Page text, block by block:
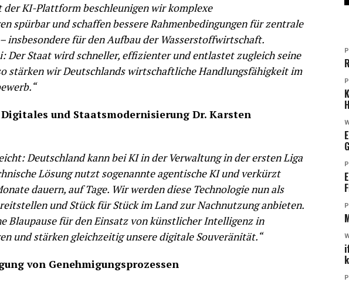
der KI-Plattform beschleunigen wir komplexe
spürbar und schaffen bessere Rahmenbedingungen für zentrale
insbesondere für den Aufbau der Wasserstoffwirtschaft.
Der Staat wird schneller, effizienter und entlastet zugleich seine
stärken wir Deutschlands wirtschaftliche Handlungsfähigkeit im
und Staatsmodernisierung Dr. Karsten
Deutschland kann bei KI in der Verwaltung in der ersten Liga
Lösung nutzt sogenannte agentische KI und verkürzt
dauern, auf Tage. Wir werden diese Technologie nun als
und Stück für Stück im Land zur Nachnutzung anbieten.
Blaupause für den Einsatz von künstlicher Intelligenz in
und stärken gleichzeitig unsere digitale Souveränität.“
von Genehmigungsprozessen